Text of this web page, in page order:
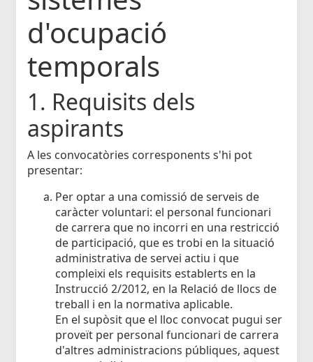
d'ocupació
temporals
1. Requisits dels
aspirants
A les convocatòries corresponents s'hi pot
presentar:
Per optar a una comissió de serveis de
caràcter voluntari: el personal funcionari
de carrera que no incorri en una restricció
de participació, que es trobi en la situació
administrativa de servei actiu i que
compleixi els requisits establerts en la
Instrucció 2/2012, en la Relació de llocs de
treball i en la normativa aplicable.
En el supòsit que el lloc convocat pugui ser
proveït per personal funcionari de carrera
d'altres administracions públiques, aquest